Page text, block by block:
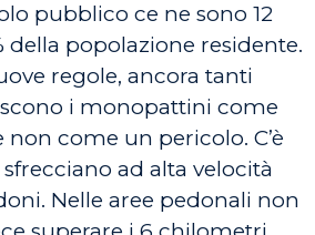
pubblico ce ne sono 12
della popolazione residente.
regole, ancora tanti
i monopattini come
non come un pericolo. C’è
ad alta velocità
Nelle aree pedonali non